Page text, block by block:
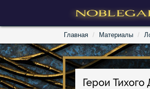
Главная Материалы
Герои